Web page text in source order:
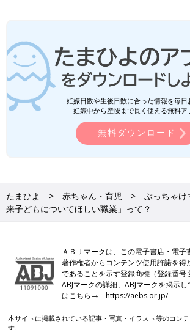
妊娠日数や生後日数に合った情報を毎日
妊娠中から産後まで長く使える無料ア
無料ダウンロード
たまひよ 赤ちゃん・育児
ぶっちゃけ
来子どもについてほしい職業」って？
ＡＢＪマークは、この電子書店・電子
著作権者からコンテンツ使用許諾を得
であることを示す登録商標（登録番号
ABJマークの詳細、ABJマークを掲示
はこちら→https://aebs.or.jp/
本サイトに掲載されている記事・写真・イラスト等のコン
す。